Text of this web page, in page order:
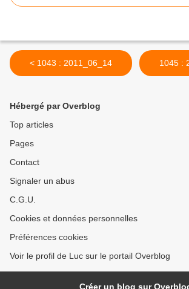
< 1043 : 2011_06_14
Hébergé par Overblog
Top articles
Pages
Contact
Signaler un abus
C.G.U.
Cookies et données personnelles
Préférences cookies
Voir le profil de Luc sur le portail Overblog
Créer un blog sur